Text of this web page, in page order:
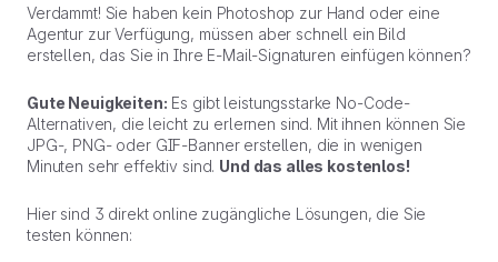
Verdammt! Sie haben kein Photoshop zur Hand oder eine
Agentur zur Verfügung, müssen aber schnell ein Bild
erstellen, das Sie in Ihre E-Mail-Signaturen einfügen können?
Gute Neuigkeiten: Es gibt leistungsstarke No-Code-
Alternativen, die leicht zu erlernen sind. Mit ihnen können Sie
JPG-, PNG- oder GIF-Banner erstellen, die in wenigen
Minuten sehr effektiv sind. Und das alles kostenlos!
Hier sind 3 direkt online zugängliche Lösungen, die Sie
testen können: